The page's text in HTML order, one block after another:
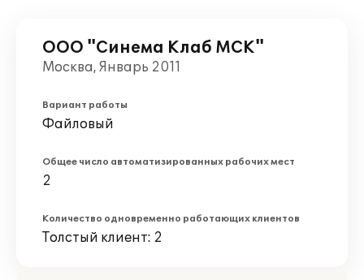
ООО "Синема Клаб МСК"
Москва, Январь 2011
Вариант работы
Файловый
Общее число автоматизированных рабочих мест
2
Количество одновременно работающих клиентов
Толстый клиент: 2